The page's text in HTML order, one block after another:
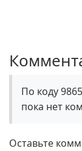
По коду
пока нет
Оставьте